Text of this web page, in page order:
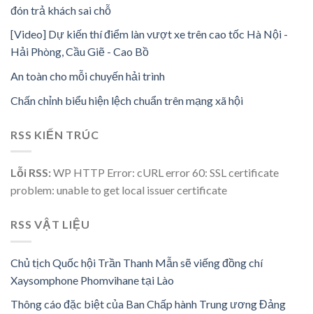
đón trả khách sai chỗ
[Video] Dự kiến thí điểm làn vượt xe trên cao tốc Hà Nội -
Hải Phòng, Cầu Giẽ - Cao Bồ
An toàn cho mỗi chuyến hải trình
Chấn chỉnh biểu hiện lệch chuẩn trên mạng xã hội
RSS KIẾN TRÚC
Lỗi RSS:WP HTTP Error: cURL error 60: SSL certificate
problem: unable to get local issuer certificate
RSS VẬT LIỆU
Chủ tịch Quốc hội Trần Thanh Mẫn sẽ viếng đồng chí
Xaysomphone Phomvihane tại Lào
Thông cáo đặc biệt của Ban Chấp hành Trung ương Đảng